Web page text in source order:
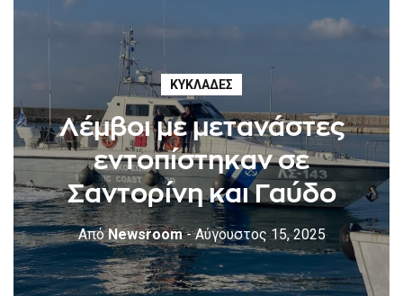
ΚΥΚΛΆΔΕΣ
Λέμβοι με μετανάστες
εντοπίστηκαν σε
Σαντορίνη και Γαύδο
ΑπόNewsroom - Αύγουστος 15, 2025